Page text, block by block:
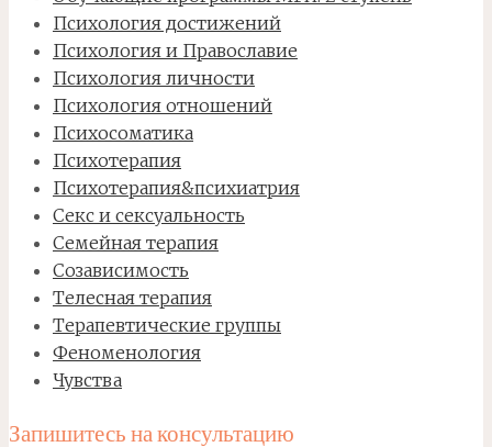
Психология достижений
Психология и Православие
Психология личности
Психология отношений
Психосоматика
Психотерапия
Психотерапия&психиатрия
Секс и сексуальность
Семейная терапия
Созависимость
Телесная терапия
Терапевтические группы
Феноменология
Чувства
Запишитесь на консультацию